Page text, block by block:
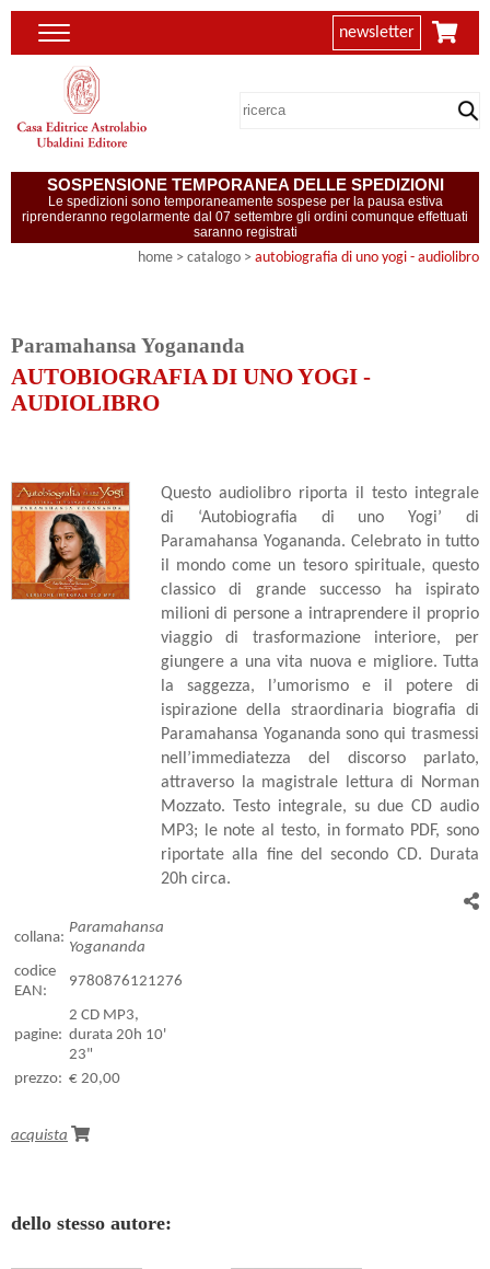
newsletter
SOSPENSIONE TEMPORANEA DELLE SPEDIZIONI
Le spedizioni sono temporaneamente sospese per la pausa estiva
riprenderanno regolarmente dal 07 settembre gli ordini comunque effettuati
saranno registrati
home > catalogo > autobiografia di uno yogi - audiolibro
Paramahansa Yogananda
AUTOBIOGRAFIA DI UNO YOGI -
AUDIOLIBRO
Questo audiolibro riporta il testo integrale
di ‘Autobiografia di uno Yogi’ di
Paramahansa Yogananda. Celebrato in tutto
il mondo come un tesoro spirituale, questo
classico di grande successo ha ispirato
milioni di persone a intraprendere il proprio
viaggio di trasformazione interiore, per
giungere a una vita nuova e migliore. Tutta
la saggezza, l’umorismo e il potere di
ispirazione della straordinaria biografia di
Paramahansa Yogananda sono qui trasmessi
nell’immediatezza del discorso parlato,
attraverso la magistrale lettura di Norman
Mozzato. Testo integrale, su due CD audio
MP3; le note al testo, in formato PDF, sono
riportate alla fine del secondo CD. Durata
20h circa.
collana:
Paramahansa
Yogananda
codice
EAN:
9780876121276
pagine:
2 CD MP3,
durata 20h 10'
23"
prezzo: € 20,00
acquista
dello stesso autore: